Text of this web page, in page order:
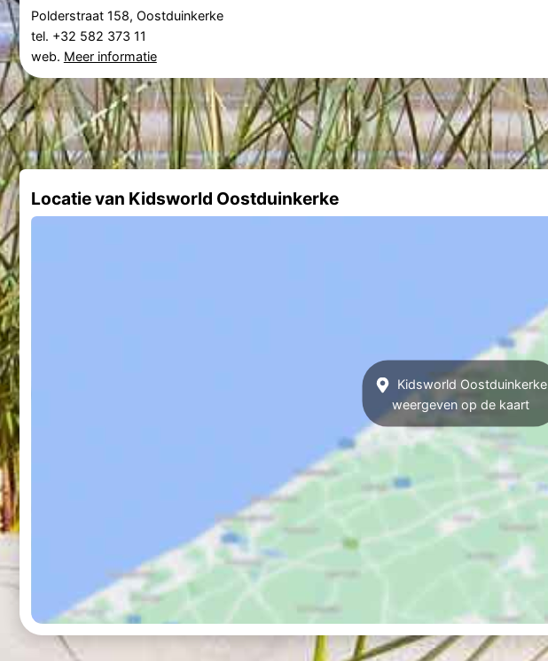
Polderstraat 158, Oostduinkerke
tel. +32 582 373 11
web. Meer informatie
Locatie van Kidsworld Oostduinkerke
Kidsworld Oostduinkerke
weergeven op de kaart